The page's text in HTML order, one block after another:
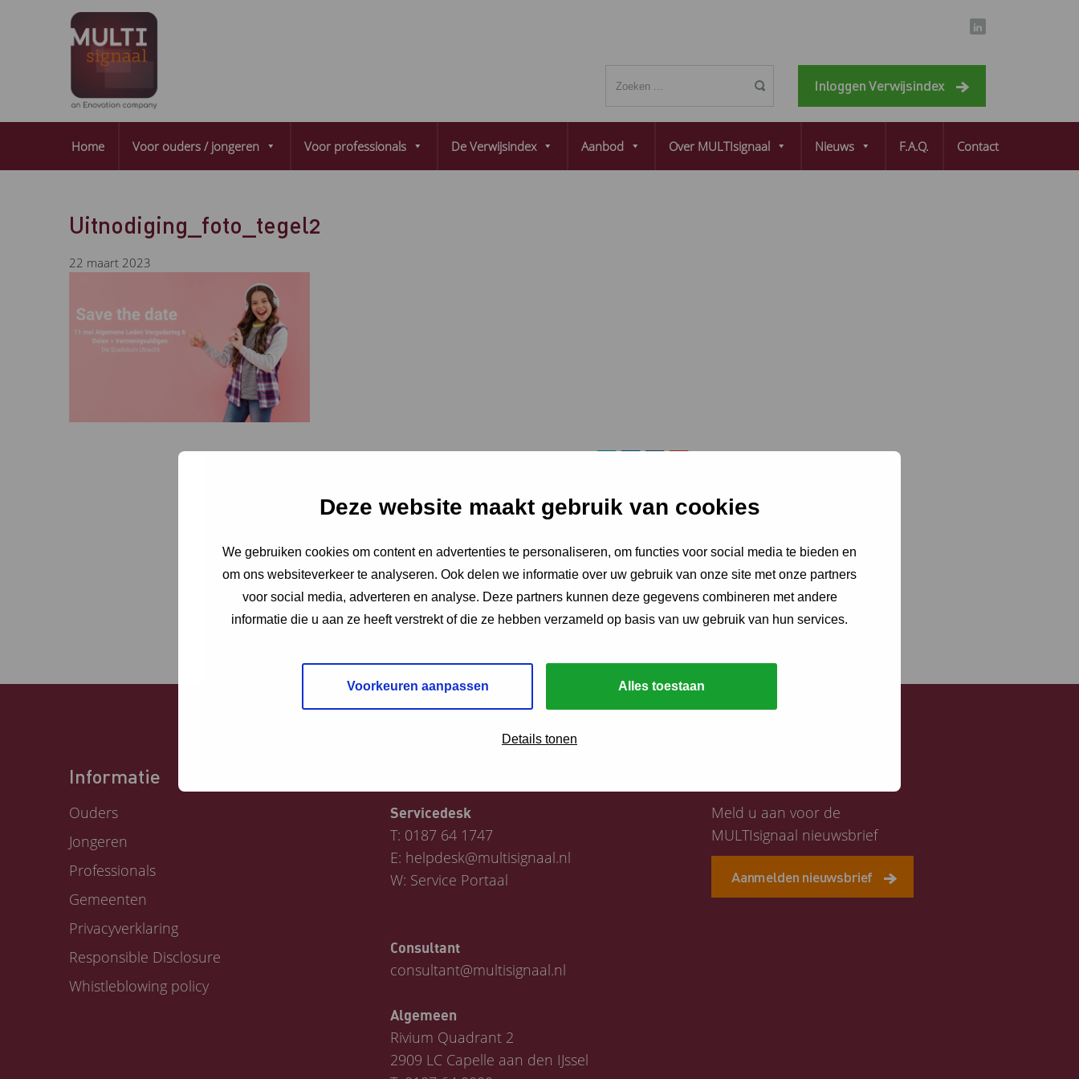
Deze website maakt gebruik van cookies
We gebruiken cookies om content en advertenties te personaliseren, om functies voor social media te bieden en
om ons websiteverkeer te analyseren. Ook delen we informatie over uw gebruik van onze site met onze partners
voor social media, adverteren en analyse. Deze partners kunnen deze gegevens combineren met andere
informatie die u aan ze heeft verstrekt of die ze hebben verzameld op basis van uw gebruik van hun services.
Voorkeuren aanpassen Alles toestaan
Details tonen
Inloggen Verwijsindex
Home Voor ouders / jongeren Voor professionals De Verwijsindex Aanbod Over MULTIsignaal Nieuws F.A.Q. Contact
Uitnodiging_foto_tegel2
22 maart 2023
Informatie
Ouders
Jongeren
Professionals
Gemeenten
Privacyverklaring
Responsible Disclosure
Whistleblowing policy
Servicedesk
T: 0187 64 1747
E: helpdesk@multisignaal.nl
W: Service Portaal
Consultant
consultant@multisignaal.nl
Algemeen
Rivium Quadrant 2
2909 LC Capelle aan den IJssel
Meld u aan voor de
MULTIsignaal nieuwsbrief
Aanmelden nieuwsbrief